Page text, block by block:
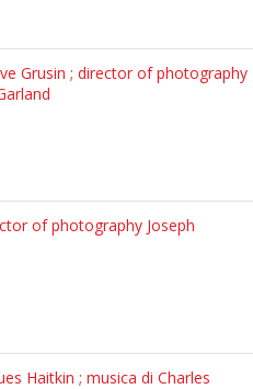
Grusin ; director of photography
of photography Joseph
Haitkin ; musica di Charles